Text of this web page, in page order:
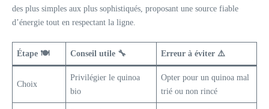
des plus simples aux plus sophistiqués, proposant une source fiable
d’énergie tout en respectant la ligne.
Étape 🍽️ Conseil utile 🔧 Erreur à éviter ⚠️
Choix
Privilégier le quinoa
bio
Opter pour un quinoa mal
trié ou non rincé